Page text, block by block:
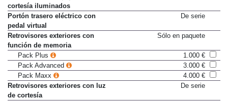
Parasoles con espejos de
cortesía iluminados
Portón trasero eléctrico con
pedal virtual
Retrovisores exteriores con
función de memoria
Pack Plus
1.000 €
Pack Advanced
3.000 €
Pack Maxx
4.000 €
Retrovisores exteriores con luz